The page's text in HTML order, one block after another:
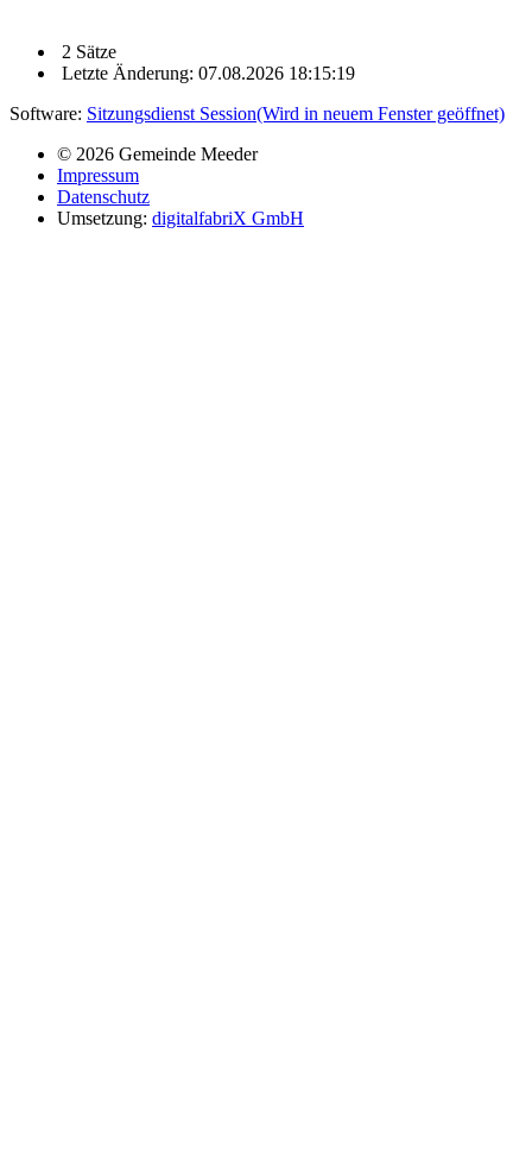
2 Sätze
Letzte Änderung: 07.08.2026 18:15:19
Software: Sitzungsdienst Session(Wird in neuem Fenster geöffnet)
© 2026 Gemeinde Meeder
Impressum
Datenschutz
Umsetzung: digitalfabriX GmbH